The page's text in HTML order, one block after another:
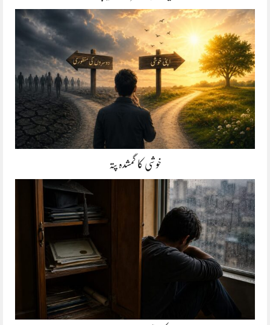
خوشی کا گمشدہ پتہ